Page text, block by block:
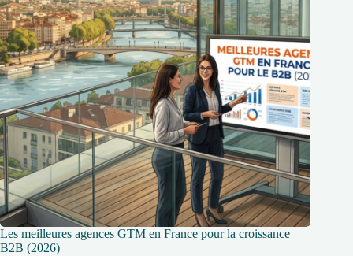
Les meilleures agences GTM en France pour la croissance
B2B (2026)